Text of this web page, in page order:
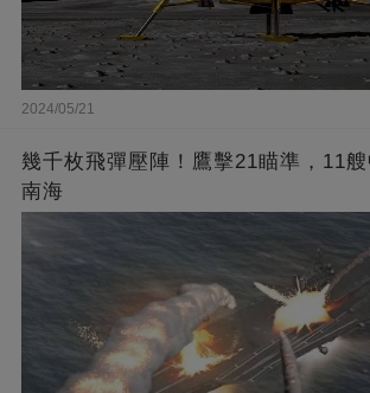
2024/05/21
幾千枚飛彈壓陣！鷹擊21瞄準，11
南海